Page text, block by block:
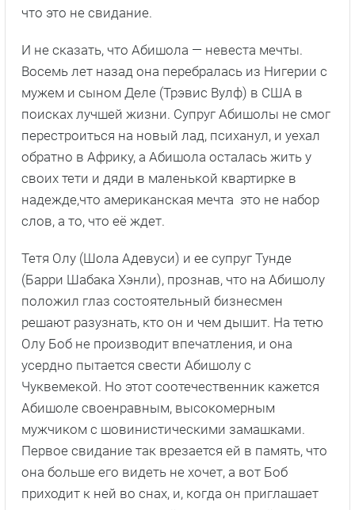
что это не свидание.
И не сказать, что Абишола — невеста мечты.
Восемь лет назад она перебралась из Нигерии с
мужем и сыном Деле (Трэвис Вулф) в США в
поисках лучшей жизни. Супруг Абишолы не смог
перестроиться на новый лад, психанул, и уехал
обратно в Африку, а Абишола осталась жить у
своих тети и дяди в маленькой квартирке в
надежде,что американская мечта это не набор
слов, а то, что её ждет.
Тетя Олу (Шола Адевуси) и ее супруг Тунде
(Барри Шабака Хэнли), прознав, что на Абишолу
положил глаз состоятельный бизнесмен
решают разузнать, кто он и чем дышит. На тетю
Олу Боб не производит впечатления, и она
усердно пытается свести Абишолу с
Чуквемекой. Но этот соотечественник кажется
Абишоле своенравным, высокомерным
мужчиком с шовинистическими замашками.
Первое свидание так врезается ей в память, что
она больше его видеть не хочет, а вот Боб
приходит к ней во снах, и, когда он приглашает